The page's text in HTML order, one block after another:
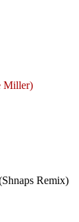
Miller)
Remix)